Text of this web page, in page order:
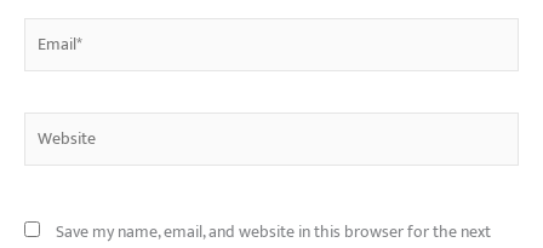
Website
Save my name, email, and website in this browser for the next